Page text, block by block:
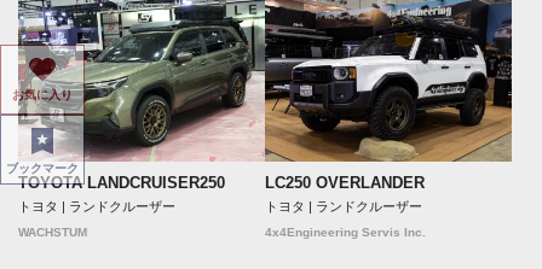
TOYOTA LANDCRUISER250
トヨタ | ランドクルーザー
WACHSTUM
LC250 OVERLANDER
トヨタ | ランドクルーザー
4x4Engineering Servis Inc.
お気に入り
ブックマーク